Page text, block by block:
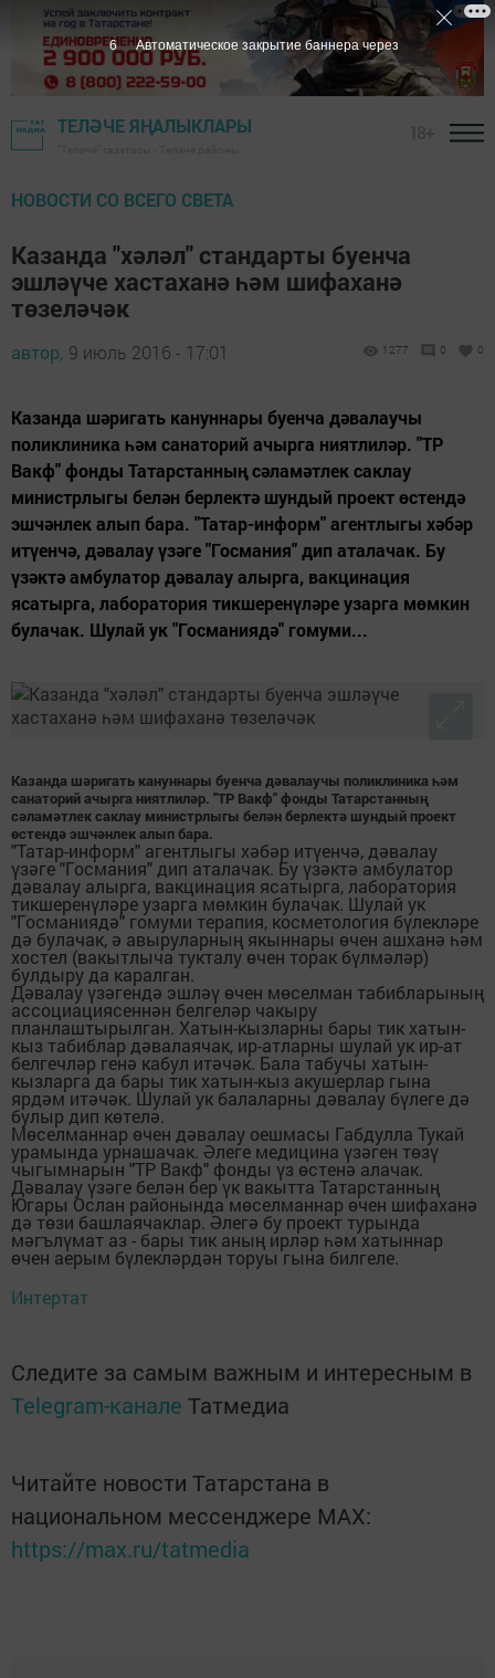
ТЕЛӘЧЕ ЯҢАЛЫКЛАРЫ
НОВОСТИ СО ВСЕГО СВЕТА
Казанда "хәләл" стандарты буенча
эшләүче хастаханә һәм шифаханә
төзеләчәк
автор, 9 июль 2016 - 17:01 1277 0 0
Казанда шәригать кануннары буенча дәвалаучы
поликлиника һәм санаторий ачырга ниятлиләр. "ТР
Вакф" фонды Татарстанның сәламәтлек саклау
министрлыгы белән берлектә шундый проект өстендә
эшчәнлек алып бара. "Татар-информ" агентлыгы хәбәр
итүенчә, дәвалау үзәге "Госмания" дип аталачак. Бу
үзәктә амбулатор дәвалау алырга, вакцинация
ясатырга, лаборатория тикшеренүләре узарга мөмкин
булачак. Шулай ук "Госманиядә" гомуми...
Казанда шәригать кануннары буенча дәвалаучы поликлиника һәм
санаторий ачырга ниятлиләр. "ТР Вакф" фонды Татарстанның
сәламәтлек саклау министрлыгы белән берлектә шундый проект
өстендә эшчәнлек алып бара.
"Татар-информ" агентлыгы хәбәр итүенчә, дәвалау
үзәге "Госмания" дип аталачак. Бу үзәктә амбулатор
дәвалау алырга, вакцинация ясатырга, лаборатория
тикшеренүләре узарга мөмкин булачак. Шулай ук
"Госманиядә" гомуми терапия, косметология бүлекләре
дә булачак, ә авыруларның якыннары өчен ашханә һәм
хостел (вакытлыча тукталу өчен торак бүлмәләр)
булдыру да каралган.
Дәвалау үзәгендә эшләү өчен мөселман табибларының
ассоциациясеннән белгеләр чакыру
планлаштырылган. Хатын-кызларны бары тик хатын-
кыз табиблар дәвалаячак, ир-атларны шулай ук ир-ат
белгечләр генә кабул итәчәк. Бала табучы хатын-
кызларга да бары тик хатын-кыз акушерлар гына
ярдәм итәчәк. Шулай ук балаларны дәвалау бүлеге дә
булыр дип көтелә.
Мөселманнар өчен дәвалау оешмасы Габдулла Тукай
урамында урнашачак. Әлеге медицина үзәген төзү
чыгымнарын "ТР Вакф" фонды үз өстенә алачак.
Дәвалау үзәге белән бер үк вакытта Татарстанның
Югары Ослан районында мөселманнар өчен шифаханә
дә төзи башлаячаклар. Әлегә бу проект турында
мәгълүмат аз - бары тик аның ирләр һәм хатыннар
өчен аерым бүлекләрдән торуы гына билгеле.
Интертат
Следите за самым важным и интересным в
Telegram-канале Татмедиа
Читайте новости Татарстана в
национальном мессенджере MАХ:
https://max.ru/tatmedia
5 Автоматическое закрытие баннера через